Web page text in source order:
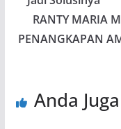
RANTY MARIA
PENANGKAPAN
Anda